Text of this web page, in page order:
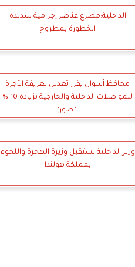
الداخلية:مصرع عناصر إجرامية شديدة
الخطورة بمطروح
محافظ أسوان يقرر تعديل تعريفة الأجرة
للمواصلات الداخلية والخارجية بزيادة 10 %
..”صور”
وزير الداخلية يستقبل وزيرة الهجرة واللجوء
بمملكة هولندا